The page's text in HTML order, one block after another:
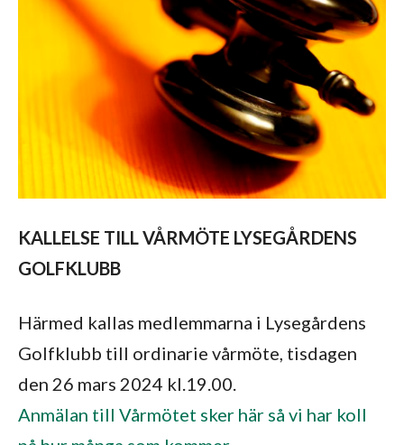
KALLELSE TILL VÅRMÖTE LYSEGÅRDENS
GOLFKLUBB
Härmed kallas medlemmarna i Lysegårdens
Golfklubb till ordinarie vårmöte, tisdagen
den 26 mars 2024 kl.19.00.
Anmälan till Vårmötet sker här så vi har koll